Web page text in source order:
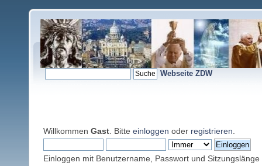
Webseite ZDW
Willkommen Gast . Bitte einloggen oder registrieren
Einloggen mit Benutzername, Passwort und Sitzungslänge